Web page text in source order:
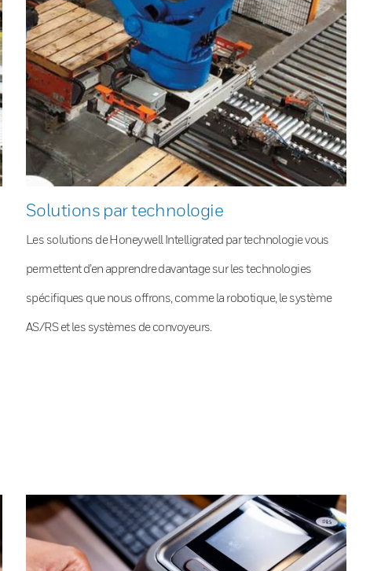
Solutions par technologie
Les solutions de Honeywell Intelligrated par technologie vous
permettent d’en apprendre davantage sur les technologies
spécifiques que nous offrons, comme la robotique, le système
AS/RS et les systèmes de convoyeurs.